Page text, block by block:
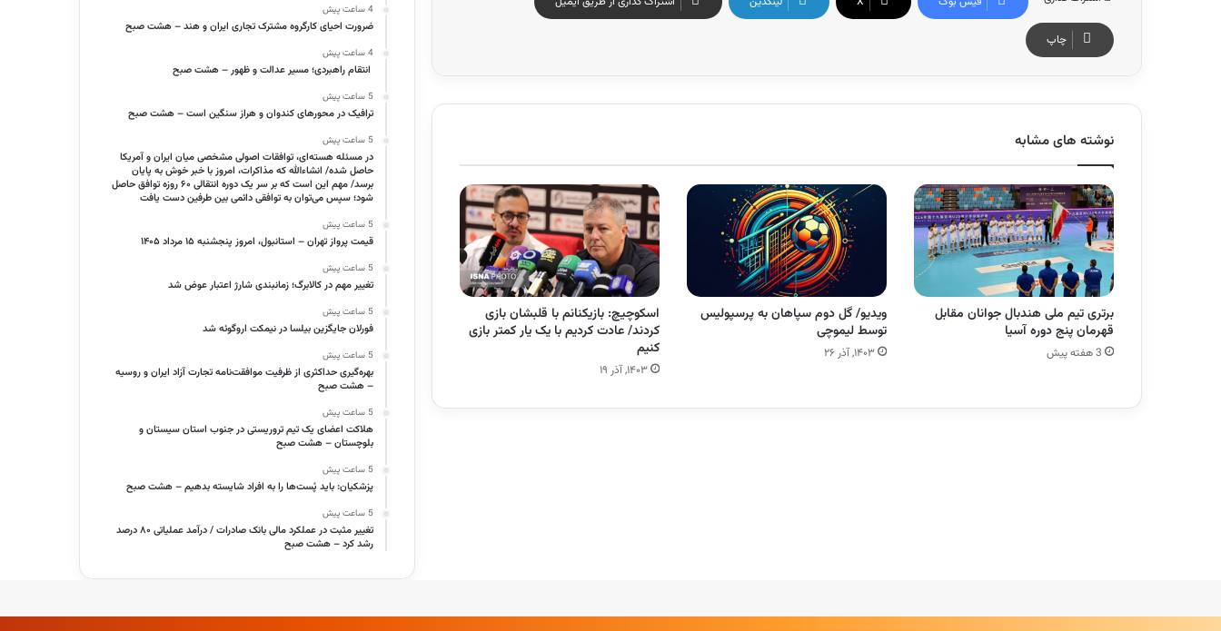
چاپ
نوشته های مشابه
برتری تیم ملی هندبال جوانان مقابل
قهرمان پنج دوره آسیا
3 هفته پیش
ویدیو/ گل دوم سپاهان به پرسپولیس
توسط لیموچی
۱۴۰۳, آذر ۲۶
اسکوچیچ: بازیکنانم با قلبشان بازی
کردند/ عادت کردیم با یک یار کمتر بازی
کنیم
۱۴۰۳, آذر ۱۹
4 ساعت پیش
ضرورت احیای کارگروه مشترک تجاری ایران و هند – هشت صبح
4 ساعت پیش
انتقام راهبردی؛ مسیر عدالت و ظهور – هشت صبح
5 ساعت پیش
ترافیک در محورهای کندوان و هراز سنگین است – هشت صبح
5 ساعت پیش
در مسئله هسته‌ای، توافقات اصولی مشخصی میان ایران و آمریکا
حاصل شده/ انشاءالله که مذاکرات، امروز با خبر خوش به پایان
برسد/ مهم این است که بر سر یک دوره انتقالی ۶۰ روزه توافق حاصل
شود؛ سپس می‌توان به توافقی دائمی بین طرفین دست یافت
5 ساعت پیش
قیمت پرواز تهران – استانبول، امروز پنجشنبه ۱۵ مرداد ۱۴۰۵
5 ساعت پیش
تغییر مهم در کالابرگ؛ زمانبندی‌ شارژ اعتبار عوض شد
5 ساعت پیش
فورلان جایگزین بیلسا در نیمکت اروگوئه شد
5 ساعت پیش
بهره‌گیری حداکثری از ظرفیت موافقت‌نامه تجارت آزاد ایران و روسیه
– هشت صبح
5 ساعت پیش
هلاکت اعضای یک تیم تروریستی در جنوب استان سیستان و
بلوچستان – هشت صبح
5 ساعت پیش
پزشکیان: باید پُست‌ها را به افراد شایسته بدهیم – هشت صبح
5 ساعت پیش
تغییر مثبت در عملکرد مالی بانک صادرات / درآمد عملیاتی ۸۰ درصد
رشد کرد – هشت صبح